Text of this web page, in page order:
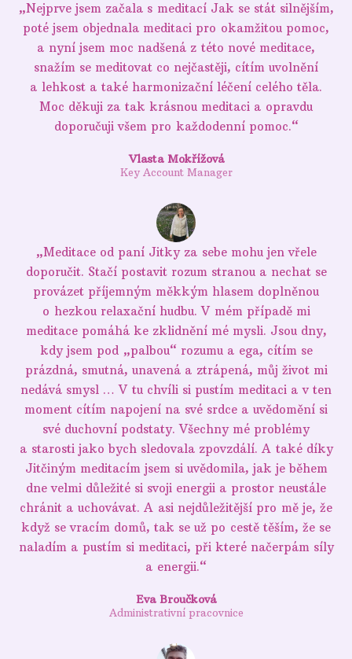
„Nejprve jsem začala s meditací Jak se stát silnějším,
poté jsem objednala meditaci pro okamžitou pomoc,
a nyní jsem moc nadšená z této nové meditace,
snažím se meditovat co nejčastěji, cítím uvolnění
a lehkost a také harmonizační léčení celého těla.
Moc děkuji za tak krásnou meditaci a opravdu
doporučuji všem pro každodenní pomoc.“
Vlasta Mokřížová
Key Account Manager
„Meditace od paní Jitky za sebe mohu jen vřele
doporučit. Stačí postavit rozum stranou a nechat se
provázet příjemným měkkým hlasem doplněnou
o hezkou relaxační hudbu. V mém případě mi
meditace pomáhá ke zklidnění mé mysli. Jsou dny,
kdy jsem pod „palbou“ rozumu a ega, cítím se
prázdná, smutná, unavená a ztrápená, můj život mi
nedává smysl … V tu chvíli si pustím meditaci a v ten
moment cítím napojení na své srdce a uvědomění si
své duchovní podstaty. Všechny mé problémy
a starosti jako bych sledovala zpovzdálí. A také díky
Jitčiným meditacím jsem si uvědomila, jak je během
dne velmi důležité si svoji energii a prostor neustále
chránit a uchovávat. A asi nejdůležitější pro mě je, že
když se vracím domů, tak se už po cestě těším, že se
naladím a pustím si meditaci, při které načerpám síly
a energii.“
Eva Broučková
Administrativní pracovnice